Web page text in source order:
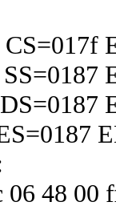
06 48 00